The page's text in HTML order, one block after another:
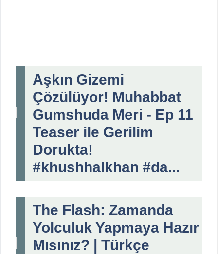
Aşkın Gizemi
Çözülüyor! Muhabbat
Gumshuda Meri - Ep 11
Teaser ile Gerilim
Dorukta!
#khushhalkhan #da...
The Flash: Zamanda
Yolculuk Yapmaya Hazır
Mısınız? | Türkçe